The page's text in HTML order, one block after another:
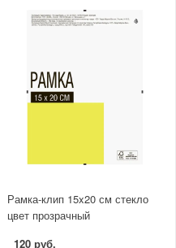
Рамка-клип 15x20 см стекло
цвет прозрачный
120 руб.